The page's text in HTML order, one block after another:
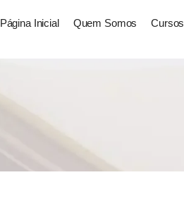
Página Inicial Quem Somos Cursos